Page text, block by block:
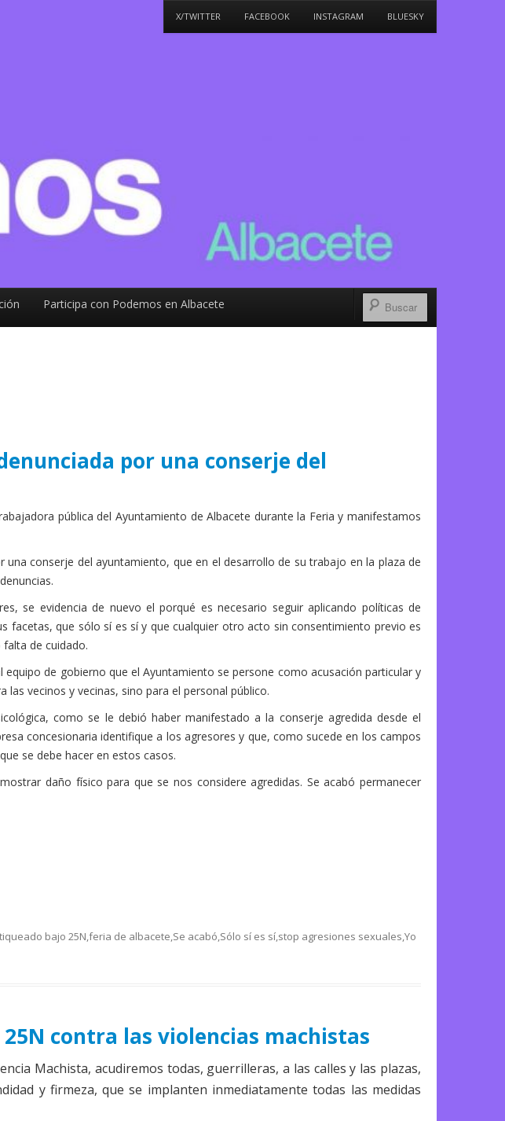
X/TWITTER FACEBOOK INSTAGRAM BLUESKY
Participa con Podemos en Albacete
por una conserje del
pública del Ayuntamiento de Albacete durante la Feria y manifestamos
conserje del ayuntamiento, que en el desarrollo de su trabajo en la plaza de
se evidencia de nuevo el porqué es necesario seguir aplicando políticas de
facetas, que sólo sí es sí y que cualquier otro acto sin consentimiento previo es
de cuidado.
de gobierno que el Ayuntamiento se persone como acusación particular y
vecinos y vecinas, sino para el personal público.
como se le debió haber manifestado a la conserje agredida desde el
concesionaria identifique a los agresores y que, como sucede en los campos
se debe hacer en estos casos.
daño físico para que se nos considere agredidas. Se acabó permanecer
bajo 25N,feria de albacete,Se acabó,Sólo sí es sí,stop agresiones sexuales,Yo
contra las violencias machistas
Machista, acudiremos todas, guerrilleras, a las calles y las plazas,
y firmeza, que se implanten inmediatamente todas las medidas